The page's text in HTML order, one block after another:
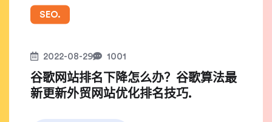
SEO.
2022-08-29 1001
谷歌网站排名下降怎么办？谷歌算法最
新更新外贸网站优化排名技巧.